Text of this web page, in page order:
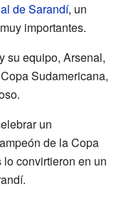
de Sarandí, un
importantes.
su equipo, Arsenal,
Sudamericana,
un
de la Copa
convirtieron en un